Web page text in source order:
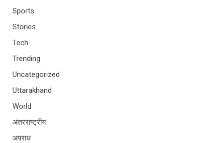
Sports
Stories
Tech
Trending
Uncategorized
Uttarakhand
World
अंतरराष्ट्रीय
अपराध